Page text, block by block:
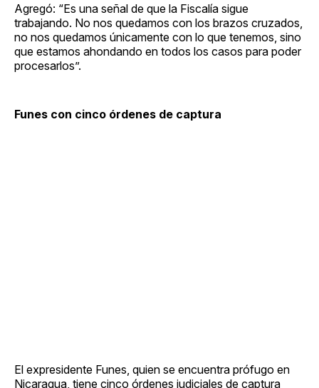
Agregó: “Es una señal de que la Fiscalía sigue
trabajando. No nos quedamos con los brazos cruzados,
no nos quedamos únicamente con lo que tenemos, sino
que estamos ahondando en todos los casos para poder
procesarlos”.
Funes con cinco órdenes de captura
El expresidente Funes, quien se encuentra prófugo en
Nicaragua, tiene cinco órdenes judiciales de captura